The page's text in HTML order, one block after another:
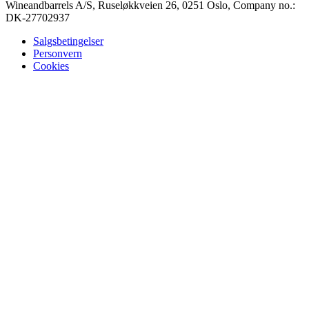
Wineandbarrels A/S, Ruseløkkveien 26, 0251 Oslo, Company no.:
DK-27702937
Salgsbetingelser
Personvern
Cookies